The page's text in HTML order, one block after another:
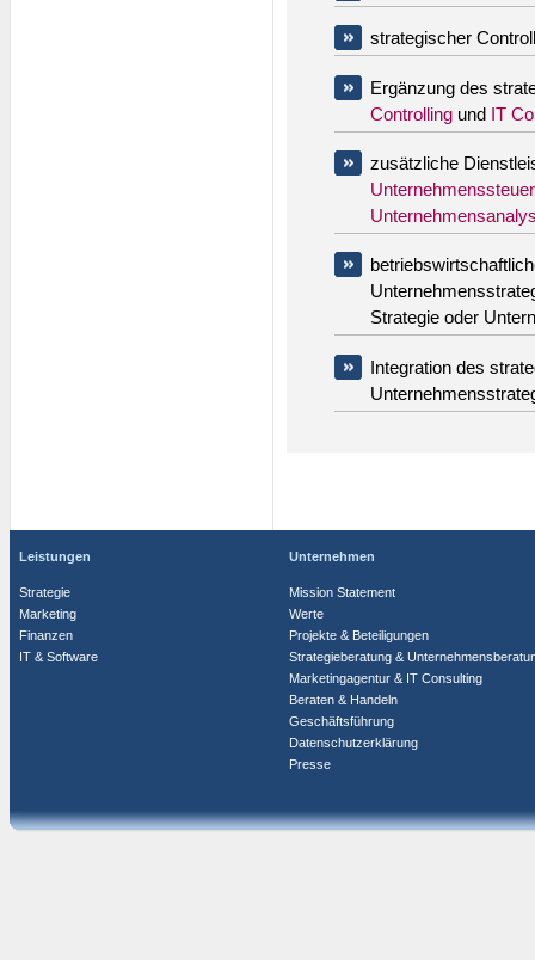
strategischer
Ergänzung des
Controlling und IT
zusätzliche
Strategie oder
Integration des
Leistungen
Strategie
Marketing
Finanzen
IT & Software
Unternehmen
Mission Statement
Werte
Projekte & Beteiligungen
Strategieberatung &
Marketingagentur & IT Consulting
Beraten & Handeln
Geschäftsführung
Datenschutzerklärung
Presse